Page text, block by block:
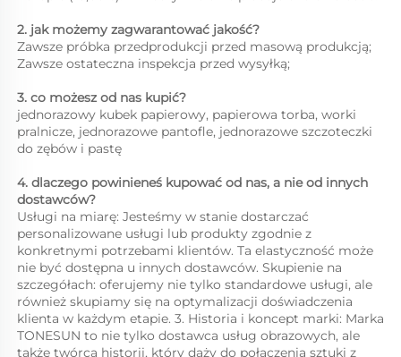
2. jak możemy zagwarantować jakość?
Zawsze próbka przedprodukcji przed masową produkcją;
Zawsze ostateczna inspekcja przed wysyłką;
3. co możesz od nas kupić?
jednorazowy kubek papierowy, papierowa torba, worki
pralnicze, jednorazowe pantofle, jednorazowe szczoteczki
do zębów i pastę
4. dlaczego powinieneś kupować od nas, a nie od innych
dostawców?
Usługi na miarę: Jesteśmy w stanie dostarczać
personalizowane usługi lub produkty zgodnie z
konkretnymi potrzebami klientów. Ta elastyczność może
nie być dostępna u innych dostawców. Skupienie na
szczegółach: oferujemy nie tylko standardowe usługi, ale
również skupiamy się na optymalizacji doświadczenia
klienta w każdym etapie. 3. Historia i koncept marki: Marka
TONESUN to nie tylko dostawca usług obrazowych, ale
także twórca historii, który dąży do połączenia sztuki z